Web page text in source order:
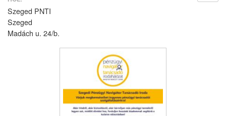
Szeged PNTI
Szeged
Madách u. 24/b.